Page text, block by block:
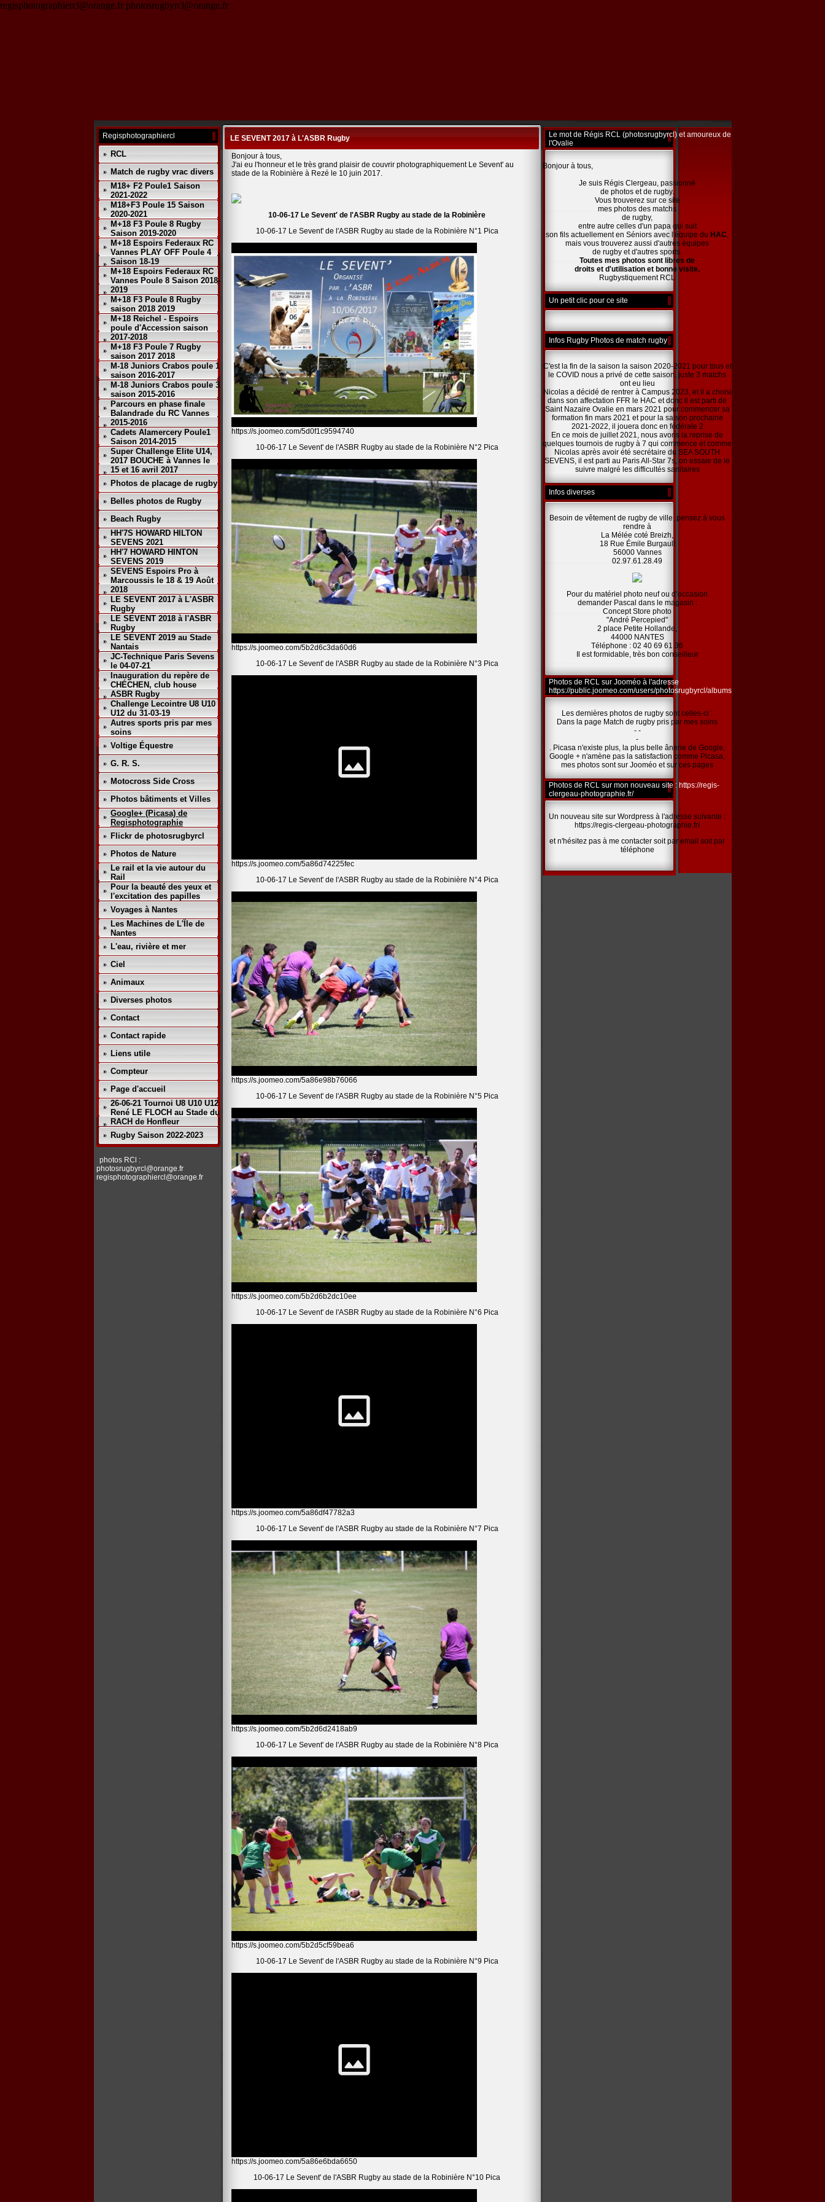
regisphotographiercl@orange.fr photosrugbyrcl@orange.fr
Regisphotographiercl
RCL
Match de rugby vrac divers
M18+ F2 Poule1 Saison
2021-2022
M18+F3 Poule 15 Saison
2020-2021
M+18 F3 Poule 8 Rugby
Saison 2019-2020
M+18 Espoirs Federaux RC
Vannes PLAY OFF Poule 4
Saison 18-19
M+18 Espoirs Federaux RC
Vannes Poule 8 Saison 2018-
2019
M+18 F3 Poule 8 Rugby
saison 2018 2019
M+18 Reichel - Espoirs
poule d'Accession saison
2017-2018
M+18 F3 Poule 7 Rugby
saison 2017 2018
M-18 Juniors Crabos poule 1
saison 2016-2017
M-18 Juniors Crabos poule 3
saison 2015-2016
Parcours en phase finale
Balandrade du RC Vannes
2015-2016
Cadets Alamercery Poule1
Saison 2014-2015
Super Challenge Elite U14,
2017 BOUCHE à Vannes le
15 et 16 avril 2017
Photos de placage de rugby
Belles photos de Rugby
Beach Rugby
HH'7S HOWARD HILTON
SEVENS 2021
HH'7 HOWARD HINTON
SEVENS 2019
SEVENS Espoirs Pro à
Marcoussis le 18 & 19 Août
2018
LE SEVENT 2017 à L'ASBR
Rugby
LE SEVENT 2018 à l'ASBR
Rugby
LE SEVENT 2019 au Stade
Nantais
JC-Technique Paris Sevens
le 04-07-21
Inauguration du repère de
CHÉCHEN, club house
ASBR Rugby
Challenge Lecointre U8 U10
U12 du 31-03-19
Autres sports pris par mes
soins
Voltige Équestre
G. R. S.
Motocross Side Cross
Photos bâtiments et Villes
Google+ (Picasa) de
Regisphotographie
Flickr de photosrugbyrcl
Photos de Nature
Le rail et la vie autour du
Rail
Pour la beauté des yeux et
l'excitation des papilles
Voyages à Nantes
Les Machines de L'Île de
Nantes
L'eau, rivière et mer
Ciel
Animaux
Diverses photos
Contact
Contact rapide
Liens utile
Compteur
Page d'accueil
26-06-21 Tournoi U8 U10 U12
René LE FLOCH au Stade du
RACH de Honfleur
Rugby Saison 2022-2023
photos RCl :
photosrugbyrcl@orange.fr
regisphotographiercl@orange.fr
LE SEVENT 2017 à L'ASBR Rugby
Bonjour à tous,
J'ai eu l'honneur et le très grand plaisir de couvrir photographiquement Le Sevent' au
stade de la Robinière à Rezé le 10 juin 2017.
10-06-17 Le Sevent' de l'ASBR Rugby au stade de la Robinière
10-06-17 Le Sevent' de l'ASBR Rugby au stade de la Robinière N°1 Pica
https://s.joomeo.com/5d0f1c9594740
10-06-17 Le Sevent' de l'ASBR Rugby au stade de la Robinière N°2 Pica
https://s.joomeo.com/5b2d6c3da60d6
10-06-17 Le Sevent' de l'ASBR Rugby au stade de la Robinière N°3 Pica
https://s.joomeo.com/5a86d74225fec
10-06-17 Le Sevent' de l'ASBR Rugby au stade de la Robinière N°4 Pica
https://s.joomeo.com/5a86e98b76066
10-06-17 Le Sevent' de l'ASBR Rugby au stade de la Robinière N°5 Pica
https://s.joomeo.com/5b2d6b2dc10ee
10-06-17 Le Sevent' de l'ASBR Rugby au stade de la Robinière N°6 Pica
https://s.joomeo.com/5a86df47782a3
10-06-17 Le Sevent' de l'ASBR Rugby au stade de la Robinière N°7 Pica
https://s.joomeo.com/5b2d6d2418ab9
10-06-17 Le Sevent' de l'ASBR Rugby au stade de la Robinière N°8 Pica
https://s.joomeo.com/5b2d5cf59bea6
10-06-17 Le Sevent' de l'ASBR Rugby au stade de la Robinière N°9 Pica
https://s.joomeo.com/5a86e6bda6650
10-06-17 Le Sevent' de l'ASBR Rugby au stade de la Robinière N°10 Pica
Le mot de Régis RCL (photosrugbyrcl) et amoureux de
l'Ovalie
Bonjour à tous,
Je suis Régis Clergeau, passionné
de photos et de rugby.
Vous trouverez sur ce site
mes photos des matchs
de rugby,
entre autre celles d'un papa qui suit
son fils actuellement en Séniors avec l'équipe du HAC,
mais vous trouverez aussi d'autres équipes
de rugby et d'autres sports.
Toutes mes photos sont libres de
droits et d'utilisation et bonne visite.
Rugbystiquement RCL
Un petit clic pour ce site
Infos Rugby Photos de match rugby
C'est la fin de la saison la saison 2020-2021 pour tous et
le COVID nous a privé de cette saison, juste 3 matchs
ont eu lieu
Nicolas a décidé de rentrer à Campus 2023, et il a choisi
dans son affectation FFR le HAC et donc il est parti de
Saint Nazaire Ovalie en mars 2021 pour commencer sa
formation fin mars 2021 et pour la saison prochaine
2021-2022, il jouera donc en fédérale 2
En ce mois de juillet 2021, nous avons la reprise de
quelques tournois de rugby à 7 qui commence et comme
Nicolas après avoir été secrétaire du SEA SOUTH
SEVENS, il est parti au Paris All-Star 7s, on essaie de le
suivre malgré les difficultés sanitaires
Infos diverses
Besoin de vêtement de rugby de ville, pensez à vous
rendre à
La Mélée coté Breizh,
18 Rue Émile Burgault
56000 Vannes
02.97.61.28.49
Pour du matériel photo neuf ou d’occasion
demander Pascal dans le magasin :
Concept Store photo
"André Percepied"
2 place Petite Hollande,
44000 NANTES
Téléphone : 02 40 69 61 36
Il est formidable, très bon conseilleur
Photos de RCL sur Jooméo à l'adresse
https://public.joomeo.com/users/photosrugbyrcl/albums
Les dernières photos de rugby sont celles-ci :
Dans la page Match de rugby pris par mes soins
- -
-
. Picasa n'existe plus, la plus belle ânerie de Google,
Google + n'amène pas la satisfaction comme Picasa,
mes photos sont sur Jooméo et sur ces pages
Photos de RCL sur mon nouveau site : https://regis-
clergeau-photographie.fr/
Un nouveau site sur Wordpress à l'adresse suivante :
https://regis-clergeau-photographie.fr/
et n'hésitez pas à me contacter soit par email soit par
téléphone